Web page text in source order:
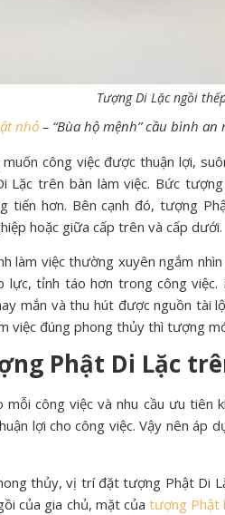
Tượng Di Lặc ngồi
nhỏ – “Bùa hộ mệnh” cầu bình
công việc được thuận lợi,
Lặc trên bàn làm việc. Bức
tiến hơn. Bên cạnh đó, tượng
hoặc giữa cấp trên và cấp dưới.
làm việc thường xuyên ngắm
lực, tỉnh táo hơn trong công
mắn và thu hút được nguồn tài
việc đúng phong thủy thì tượng
Phật Di Lặc
công việc và nhu cầu ưu tiên
lợi cho công việc. Vậy nên
thủy, vị trí đặt tượng Phật Di
của gia chủ, mặt của tượng Phật